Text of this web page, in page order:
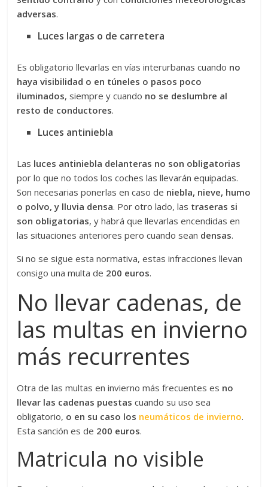
adversas.
Luces largas o de carretera
Es obligatorio llevarlas en vías interurbanas cuando no
haya visibilidad o en túneles o pasos poco
iluminados, siempre y cuando no se deslumbre al
resto de conductores.
Luces antiniebla
Las luces antiniebla delanteras no son obligatorias
por lo que no todos los coches las llevarán equipadas.
Son necesarias ponerlas en caso de niebla, nieve, humo
o polvo, y lluvia densa. Por otro lado, las traseras si
son obligatorias, y habrá que llevarlas encendidas en
las situaciones anteriores pero cuando sean densas.
Si no se sigue esta normativa, estas infracciones llevan
consigo una multa de 200 euros.
No llevar cadenas, de
las multas en invierno
más recurrentes
Otra de las multas en invierno más frecuentes es no
llevar las cadenas puestas cuando su uso sea
obligatorio, o en su caso los neumáticos de invierno.
Esta sanción es de 200 euros.
Matricula no visible